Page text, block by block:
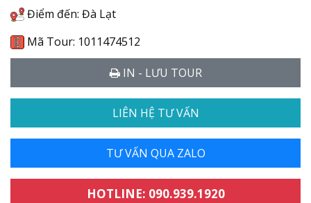
Điểm đến: Đà Lạt
Mã Tour: 1011474512
IN - LƯU TOUR
LIÊN HỆ TƯ VẤN
TƯ VẤN QUA ZALO
HOTLINE: 090.939.1920